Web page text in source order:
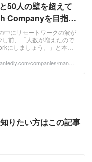
50人の壁を超えて
Companyを目指し
会社manebi
中にリモートワークの波が
し前、「人数が増えたので
にしましょう。」と本社
た田島は考えていた。そ
companies/maneb
りたい方はこの記事